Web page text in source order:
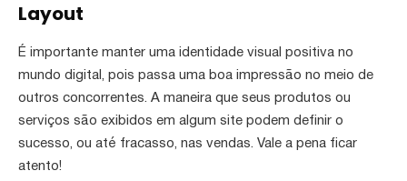
Layout
É importante manter uma identidade visual positiva no
mundo digital, pois passa uma boa impressão no meio de
outros concorrentes. A maneira que seus produtos ou
serviços são exibidos em algum site podem definir o
sucesso, ou até fracasso, nas vendas. Vale a pena ficar
atento!